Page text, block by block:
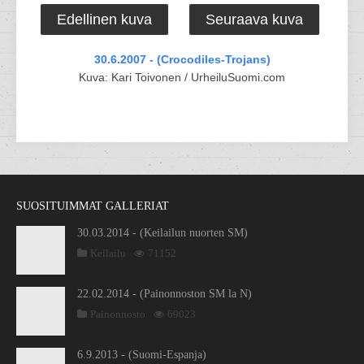
Edellinen kuva Seuraava kuva
30.6.2007 - (Crocodiles-Trojans)
Kuva: Kari Toivonen / UrheiluSuomi.com
SUOSITUIMMAT GALLERIAT
30.03.2014 - (Keilailun nuorten SM)
Keilailu
71152
22.02.2014 - (Painonnoston SM la N)
Painonnosto
69023
6.9.2013 - (Suomi-Espanja)